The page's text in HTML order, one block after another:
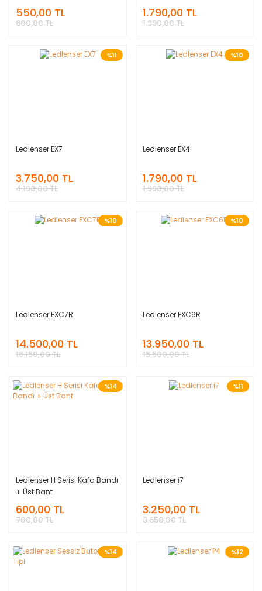
550,00 TL
600,00 TL
1.790,00 TL
1.990,00 TL
%11
Ledlenser EX7
3.750,00 TL
4.190,00 TL
%10
Ledlenser EX4
1.790,00 TL
1.990,00 TL
%10
Ledlenser EXC7R
14.500,00 TL
16.150,00 TL
%10
Ledlenser EXC6R
13.950,00 TL
15.500,00 TL
%14
Ledlenser H Serisi Kafa Bandı
+ Üst Bant
600,00 TL
700,00 TL
%11
Ledlenser i7
3.250,00 TL
3.650,00 TL
%14 %12